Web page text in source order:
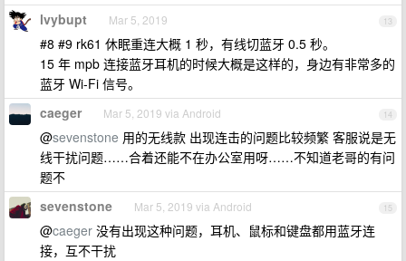
13
lvybupt Mar 5, 2019
#8 #9 rk61 休眠重连大概 1 秒，有线切蓝牙 0.5 秒。
15 年 mpb 连接蓝牙耳机的时候大概是这样的，身边有非常多的
蓝牙 Wi-Fi 信号。
14
caeger Mar 5, 2019 via Android
@sevenstone 用的无线款 出现连击的问题比较频繁 客服说是无
线干扰问题……合着还能不在办公室用呀……不知道老哥的有问
题不
15
sevenstone Mar 5, 2019 via Android
@caeger 没有出现这种问题，耳机、鼠标和键盘都用蓝牙连
接，互不干扰